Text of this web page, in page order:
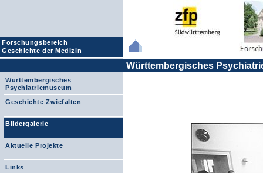
Forschungsbereich
Geschichte der Medizin
Württembergisches
Württembergisches
Psychiatriemuseum
Geschichte Zwiefalten
Bildergalerie
Aktuelle Projekte
Links